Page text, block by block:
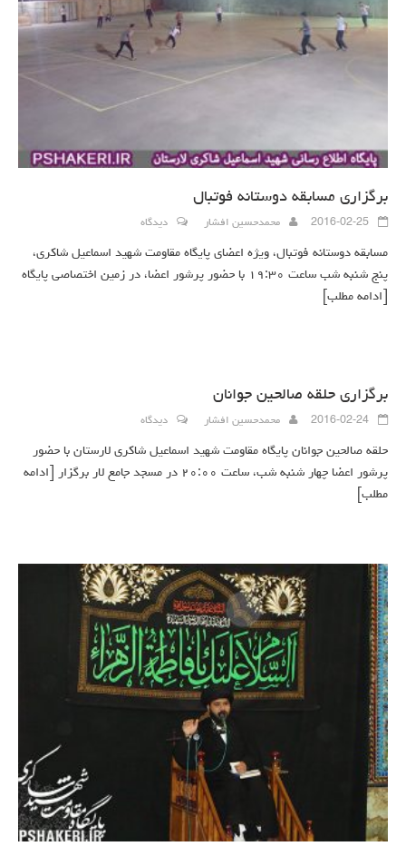
برگزاری مسابقه دوستانه فوتبال
2016-02-25 محمدحسین افشار دیدگاه
مسابقه دوستانه فوتبال، ویژه اعضای پایگاه مقاومت شهید اسماعیل شاکری،
پنج شنبه شب ساعت ۱۹:۳۰ با حضور پرشور اعضا، در زمین اختصاصی پایگاه
[ادامه مطلب]
برگزاری حلقه صالحین جوانان
2016-02-24 محمدحسین افشار دیدگاه
حلقه صالحین جوانان پایگاه مقاومت شهید اسماعیل شاکری لارستان با حضور
پرشور اعضا چهار شنبه شب، ساعت ۲۰:۰۰ در مسجد جامع لار برگزار
[ادامه
مطلب]